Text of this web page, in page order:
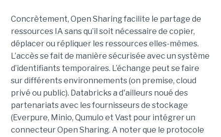
Concrètement, Open Sharing facilite le partage de
ressources IA sans qu’il soit nécessaire de copier,
déplacer ou répliquer les ressources elles-mêmes.
L’accès se fait de manière sécurisée avec un système
d’identifiants temporaires. L’échange peut se faire
sur différents environnements (on premise, cloud
privé ou public). Databricks a d'ailleurs noué des
partenariats avec les fournisseurs de stockage
(Everpure, Minio, Qumulo et Vast pour intégrer un
connecteur Open Sharing. A noter que le protocole